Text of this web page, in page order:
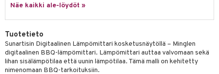
Näe kaikki ale-löydöt »
Tuotetieto
Sunartisin Digitaalinen Lämpömittari kosketusnäytöllä – Minglen
digitaalinen BBQ-lämpömittari. Lämpömittari auttaa valvomaan sekä
lihan sisälämpötilaa että uunin lämpötilaa. Tämä malli on kehitetty
nimenomaan BBQ-tarkoituksiin.
& Korit
tekstiilit
& Tyynyliinat
& vastauksia